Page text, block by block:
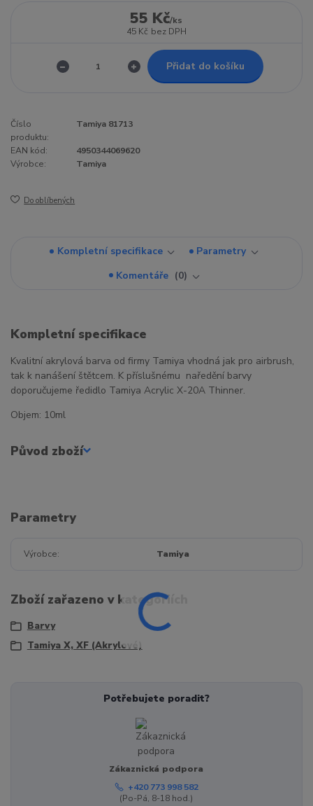
55 Kč/ks
45 Kč bez DPH
Přidat do košíku
Číslo
produktu:
Tamiya 81713
EAN kód:
4950344069620
Výrobce:
Tamiya
Do oblíbených
Kompletní specifikace
Parametry
Komentáře
0
Kompletní specifikace
Kvalitní akrylová barva od firmy Tamiya vhodná jak pro airbrush,
tak k nanášení štětcem. K příslušnému naředění barvy
doporučujeme ředidlo Tamiya Acrylic X-20A Thinner.
Objem: 10ml
Původ zboží
Parametry
Výrobce Tamiya
Zboží zařazeno v kategoriích
Barvy
Tamiya X, XF (Akrylové)
Potřebujete poradit?
Zákaznická podpora
+420 773 998 582
(Po-Pá, 8-18 hod.)